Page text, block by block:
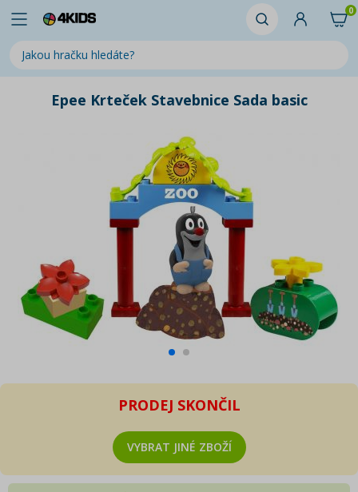
0
Epee Krteček Stavebnice Sada basic
PRODEJ SKONČIL
VYBRAT JINÉ ZBOŽÍ